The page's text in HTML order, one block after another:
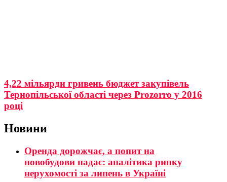
4,22 мільярди гривень бюджет закупівель
Тернопільської області через Prozorro у 2016
році
Новини
Оренда дорожчає, а попит на
новобудови падає: аналітика ринку
нерухомості за липень в Україні